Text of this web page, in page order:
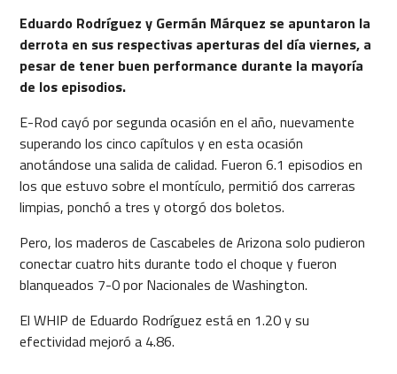
Eduardo Rodríguez y Germán Márquez se apuntaron la
derrota en sus respectivas aperturas del día viernes, a
pesar de tener buen performance durante la mayoría
de los episodios.
E-Rod cayó por segunda ocasión en el año, nuevamente
superando los cinco capítulos y en esta ocasión
anotándose una salida de calidad. Fueron 6.1 episodios en
los que estuvo sobre el montículo, permitió dos carreras
limpias, ponchó a tres y otorgó dos boletos.
Pero, los maderos de Cascabeles de Arizona solo pudieron
conectar cuatro hits durante todo el choque y fueron
blanqueados 7-0 por Nacionales de Washington.
El WHIP de Eduardo Rodríguez está en 1.20 y su
efectividad mejoró a 4.86.